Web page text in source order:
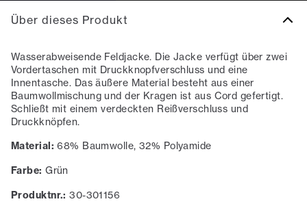
Über dieses Produkt
Wasserabweisende Feldjacke. Die Jacke verfügt über zwei
Vordertaschen mit Druckknopfverschluss und eine
Innentasche. Das äußere Material besteht aus einer
Baumwollmischung und der Kragen ist aus Cord gefertigt.
Schließt mit einem verdeckten Reißverschluss und
Druckknöpfen.
Material: 68% Baumwolle, 32% Polyamide
Farbe: Grün
Produktnr.: 30-301156